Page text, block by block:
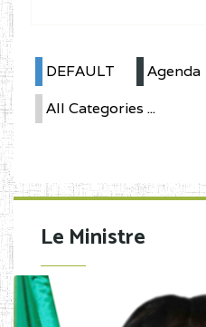
DEFAULT Agenda
All Categories ...
Le Ministre